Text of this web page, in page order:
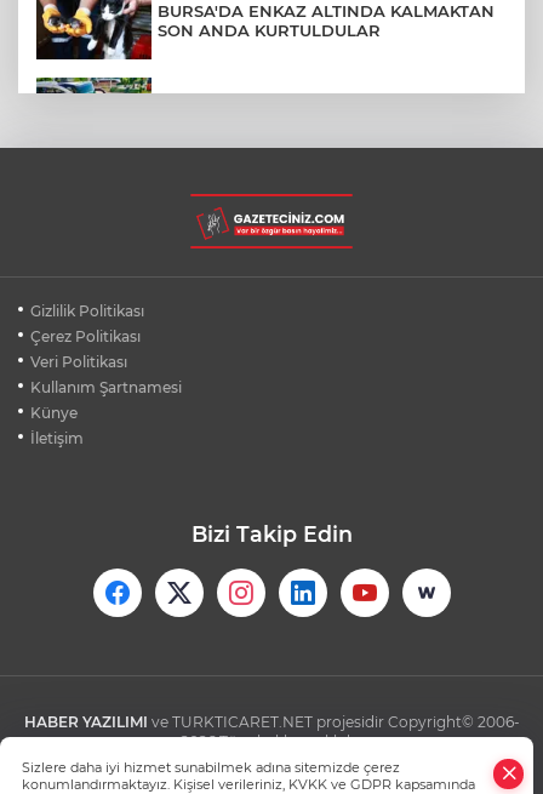
BURSA'DA ENKAZ ALTINDA KALMAKTAN
SON ANDA KURTULDULAR
BURSA'DA DEPO YANGINI BİNAYA
SIÇRAMADAN SÖNDÜRÜLDÜ
SİLİVRİ'DE YANGIN: MAHSUR KALANLAR
Gizlilik Politikası
Çerez Politikası
Veri Politikası
Kullanım Şartnamesi
Künye
İletişim
Bizi Takip Edin
HABER YAZILIMI ve TURKTICARET.NET projesidir Copyright© 2006-
2026 Tüm hakları saklıdır.
Sizlere daha iyi hizmet sunabilmek adına sitemizde çerez
konumlandırmaktayız. Kişisel verileriniz, KVKK ve GDPR kapsamında